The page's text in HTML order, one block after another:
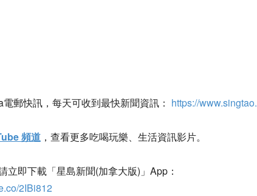
郵快訊，每天可收到最快新聞資訊： https://
頻道 ，查看更多吃喝玩樂、生活資訊影片。
立即下載「星島新聞(加拿大版)」App：
2IBi812